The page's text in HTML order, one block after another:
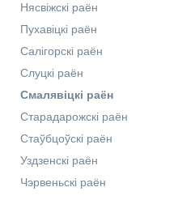
Нясвіжскі раён
Пухавіцкі раён
Салігорскі раён
Слуцкі раён
Смалявіцкі раён
Старадарожскі раён
Стаўбцоўскі раён
Уздзенскі раён
Чэрвеньскі раён